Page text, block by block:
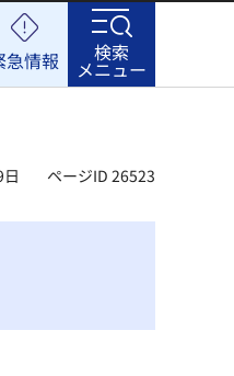
急情報 検索
メニュー
ページID 26523